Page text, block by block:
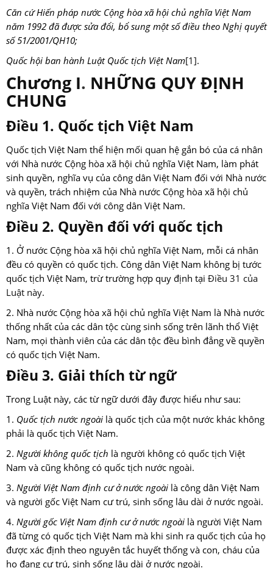
Căn cứ Hiến pháp nước Cộng hòa xã hội chủ nghĩa Việt Nam
năm 1992 đã được sửa đổi, bổ sung một số điều theo Nghị quyết
số 51/2001/QH10;
Quốc hội ban hành Luật Quốc tịch Việt Nam[1].
Chương I. NHỮNG QUY ĐỊNH
CHUNG
Điều 1. Quốc tịch Việt Nam
Quốc tịch Việt Nam thể hiện mối quan hệ gắn bó của cá nhân
với Nhà nước Cộng hòa xã hội chủ nghĩa Việt Nam, làm phát
sinh quyền, nghĩa vụ của công dân Việt Nam đối với Nhà nước
và quyền, trách nhiệm của Nhà nước Cộng hòa xã hội chủ
nghĩa Việt Nam đối với công dân Việt Nam.
Điều 2. Quyền đối với quốc tịch
1. Ở nước Cộng hòa xã hội chủ nghĩa Việt Nam, mỗi cá nhân
đều có quyền có quốc tịch. Công dân Việt Nam không bị tước
quốc tịch Việt Nam, trừ trường hợp quy định tại Điều 31 của
Luật này.
2. Nhà nước Cộng hòa xã hội chủ nghĩa Việt Nam là Nhà nước
thống nhất của các dân tộc cùng sinh sống trên lãnh thổ Việt
Nam, mọi thành viên của các dân tộc đều bình đẳng về quyền
có quốc tịch Việt Nam.
Điều 3. Giải thích từ ngữ
Trong Luật này, các từ ngữ dưới đây được hiểu như sau:
1. Quốc tịch nước ngoài là quốc tịch của một nước khác không
phải là quốc tịch Việt Nam.
2. Người không quốc tịch là người không có quốc tịch Việt
Nam và cũng không có quốc tịch nước ngoài.
3. Người Việt Nam định cư ở nước ngoài là công dân Việt Nam
và người gốc Việt Nam cư trú, sinh sống lâu dài ở nước ngoài.
4. Người gốc Việt Nam định cư ở nước ngoài là người Việt Nam
đã từng có quốc tịch Việt Nam mà khi sinh ra quốc tịch của họ
được xác định theo nguyên tắc huyết thống và con, cháu của
họ đang cư trú, sinh sống lâu dài ở nước ngoài.